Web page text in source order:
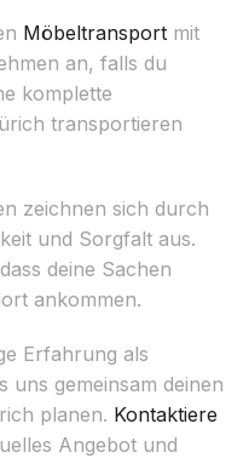
Möbeltransport mit
an, falls du
komplette
transportieren
zeichnen sich durch
und Sorgfalt aus.
deine Sachen
ankommen.
Erfahrung als
uns gemeinsam deinen
planen. Kontaktiere
Angebot und